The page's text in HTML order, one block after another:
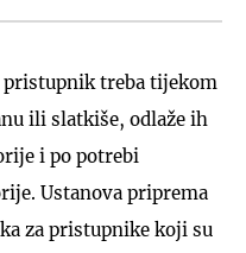
pristupnik treba tijekom
ili slatkiše, odlaže ih
i po potrebi
Ustanova priprema
za pristupnike koji su